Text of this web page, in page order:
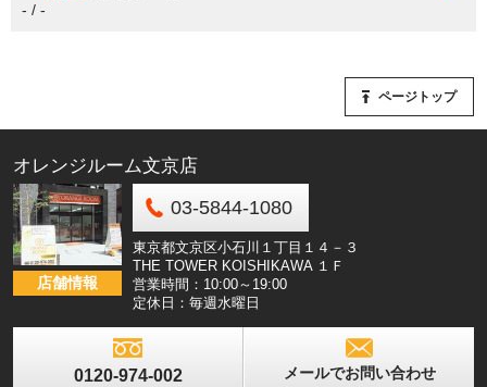
- / -
ページトップ
オレンジルーム文京店
店舗情報
03-5844-1080
東京都文京区小石川１丁目１４－３
THE TOWER KOISHIKAWA １Ｆ
営業時間：10:00～19:00
定休日：毎週水曜日
0120-974-002 メールでお問い合わせ